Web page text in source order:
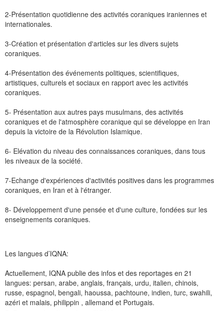
2-Présentation quotidienne des activités coraniques iraniennes et
internationales.
3-Création et présentation d'articles sur les divers sujets
coraniques.
4-Présentation des événements politiques, scientifiques,
artistiques, culturels et sociaux en rapport avec les activités
coraniques.
5- Présentation aux autres pays musulmans, des activités
coraniques et de l'atmosphère coranique qui se développe en Iran
depuis la victoire de la Révolution Islamique.
6- Elévation du niveau des connaissances coraniques, dans tous
les niveaux de la société.
7-Echange d'expériences d'activités positives dans les programmes
coraniques, en Iran et à l'étranger.
8- Développement d'une pensée et d'une culture, fondées sur les
enseignements coraniques.
Les langues d’IQNA:
Actuellement, IQNA publie des infos et des reportages en 21
langues: persan, arabe, anglais, français, urdu, italien, chinois,
russe, espagnol, bengali, haoussa, pachtoune, indien, turc, swahili,
azéri et malais, philippin , allemand et Portugais.